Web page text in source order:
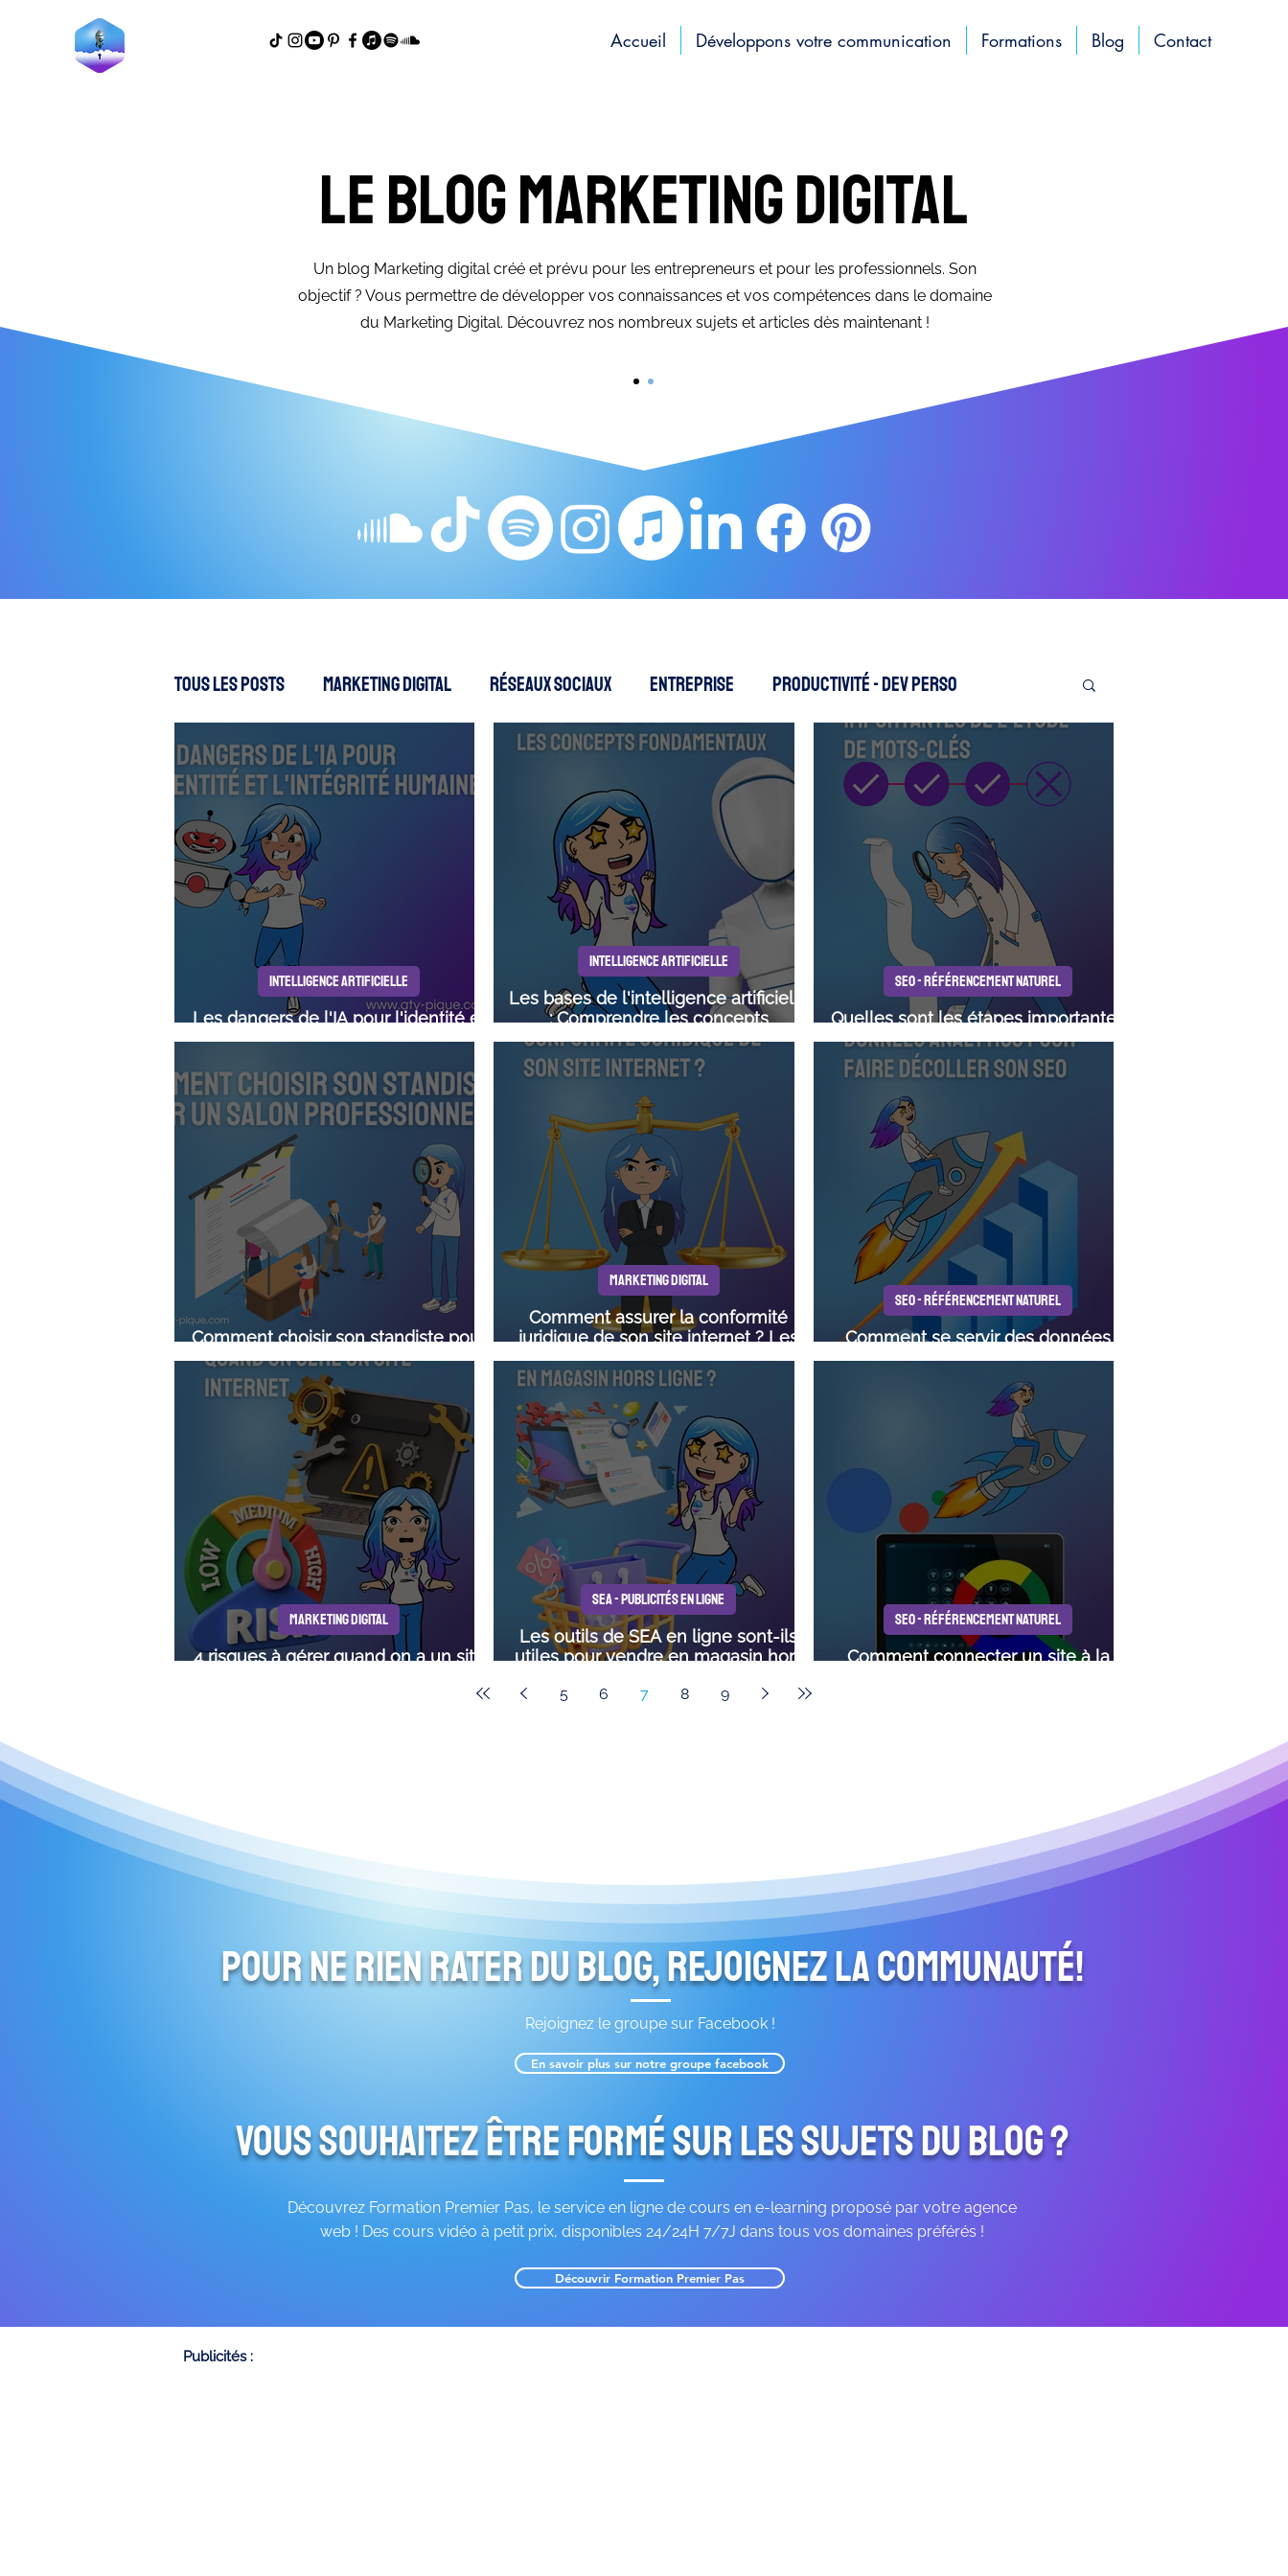
Accueil Développons votre communication Formations Blog Contact
Le blog marketing digital
Un blog Marketing digital créé et prévu pour les entrepreneurs et pour les professionnels. Son
objectif ? Vous permettre de développer vos connaissances et vos compétences dans le domaine
du Marketing Digital. Découvrez nos nombreux sujets et articles dès maintenant !
Tous les posts Marketing Digital Réseaux sociaux Entreprise Productivité - Dev perso
Création de contenus Intelligence Artificielle
SEA - Publicités en ligne
Les dangers de l'IA pour l'identité et
l'intégrité humaine
INTELLIGENCE ARTIFICIELLE
Les bases de l'intelligence artificielle
: Comprendre les concepts
fondamentaux
INTELLIGENCE ARTIFICIELLE
Quelles sont les étapes importantes
de l'étude de mots-clés
SEO - RÉFÉRENCEMENT NATUREL
Comment choisir son standiste pour
un salon professionnel ?
Comment assurer la conformité
juridique de son site internet ? Les
obligations légales
MARKETING DIGITAL
Comment se servir des données
analytics pour faire décoller son SEO
SEO - RÉFÉRENCEMENT NATUREL
4 risques à gérer quand on a un site
MARKETING DIGITAL
Les outils de SEA en ligne sont-ils
utiles pour vendre en magasin hors
SEA - PUBLICITÉS EN LIGNE
Comment connecter un site à la
SEO - RÉFÉRENCEMENT NATUREL
5 6 7 8 9
Pour ne rien rater du blog, rejoignez la communauté!
Rejoignez le groupe sur Facebook !
En savoir plus sur notre groupe facebook
Vous souhaitez être formé sur les sujets du blog ?
Découvrez Formation Premier Pas, le service en ligne de cours en e-learning proposé par votre agence
web ! Des cours vidéo à petit prix, disponibles 24/24H 7/7J dans tous vos domaines préférés !
Découvrir Formation Premier Pas
Publicités :